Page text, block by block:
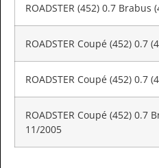
ROADSTER (452) 0.7
ROADSTER Coupé (452) 0.7
ROADSTER Coupé (452) 0.7
ROADSTER Coupé (452) 0.7
11/2005